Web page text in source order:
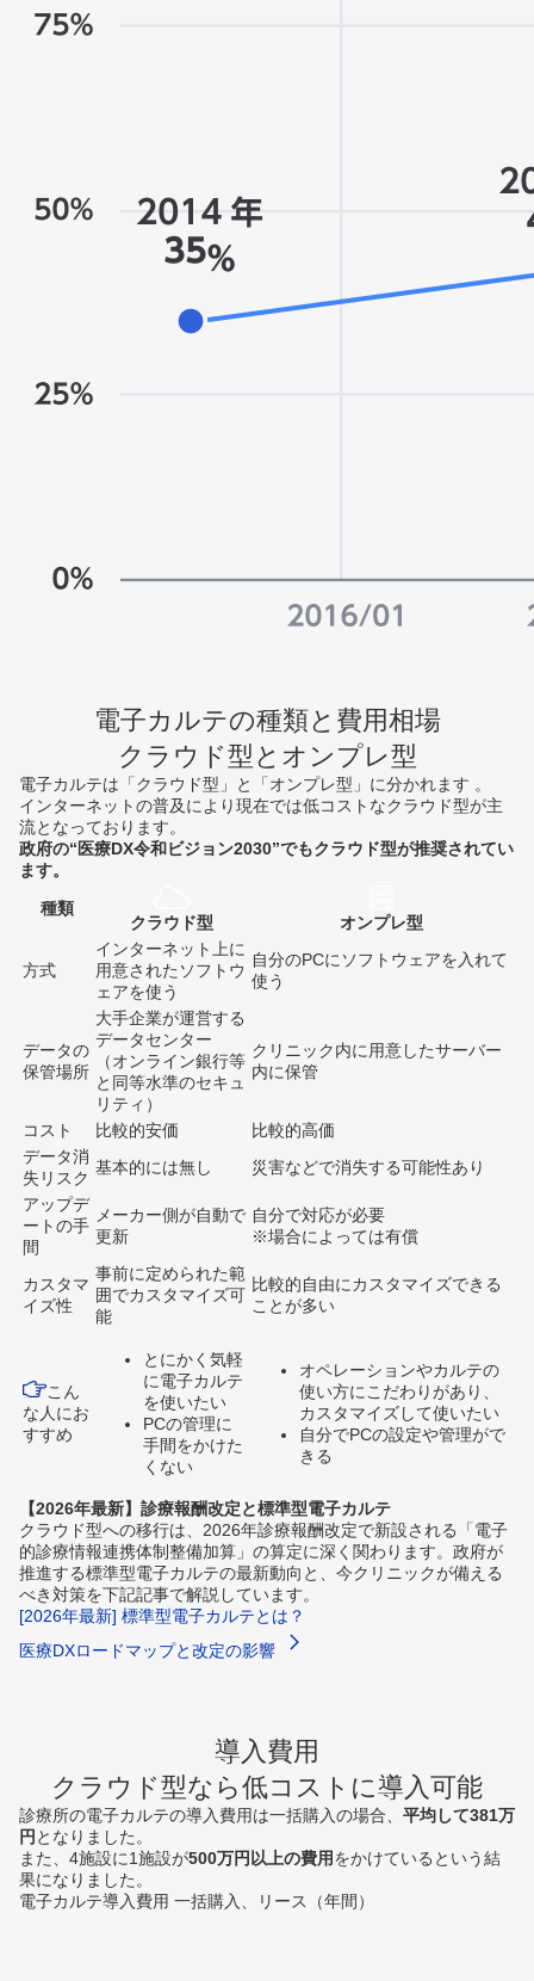
電子カルテの種類と費用相場
クラウド型とオンプレ型
電子カルテは「クラウド型」と「オンプレ型」に分かれます 。
インターネットの普及により現在では低コストなクラウド型が主
流となっております。
政府の“医療DX令和ビジョン2030”でもクラウド型が推奨されてい
ます。
種類
クラウド型 オンプレ型
方式
インターネット上に
用意されたソフトウ
ェアを使う
自分のPCにソフトウェアを入れて
使う
データの
保管場所
大手企業が運営する
データセンター
（オンライン銀行等
と同等水準のセキュ
リティ）
クリニック内に用意したサーバー
内に保管
コスト 比較的安価
比較的高価
データ消
失リスク
基本的には無し
災害などで消失する可能性あり
アップデ
ートの手
間
メーカー側が自動で
更新
自分で対応が必要
※場合によっては有償
カスタマ
イズ性
事前に定められた範
囲でカスタマイズ可
能
比較的自由にカスタマイズできる
ことが多い
こん
な人にお
すすめ
とにかく気軽
に電子カルテ
を使いたい
PCの管理に
手間をかけた
くない
オペレーションやカルテの
使い方にこだわりがあり、
カスタマイズして使いたい
自分でPCの設定や管理がで
きる
【2026年最新】診療報酬改定と標準型電子カルテ
クラウド型への移行は、2026年診療報酬改定で新設される「電子
的診療情報連携体制整備加算」の算定に深く関わります。政府が
推進する標準型電子カルテの最新動向と、今クリニックが備える
べき対策を下記記事で解説しています。
[2026年最新] 標準型電子カルテとは？
医療DXロードマップと改定の影響
導入費用
クラウド型なら低コストに導入可能
診療所の電子カルテの導入費用は一括購入の場合、 平均して381万
円 となりました。
また、4施設に1施設が500万円以上の費用をかけているという結
果になりました。
電子カルテ導入費用 一括購入、リース（年間）